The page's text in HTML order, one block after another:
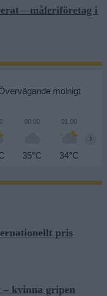
– måleriföretag i
molnigt
00:00
35°C
01:00
34°C
›
pris
kvinna gripen